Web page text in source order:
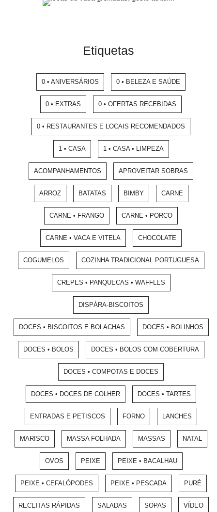
Etiquetas
0 • ANIVERSÁRIOS 0 • BELEZA E SAÚDE
0 • EXTRAS 0 • OFERTAS RECEBIDAS
0 • RESTAURANTES E LOCAIS RECOMENDADOS
1 • CASA 1 • CASA • LIMPEZA
ACOMPANHAMENTOS APROVEITAR SOBRAS
ARROZ BATATAS BIMBY CARNE
CARNE • FRANGO CARNE • PORCO
CARNE • VACA E VITELA CHOCOLATE
COGUMELOS COZINHA TRADICIONAL PORTUGUESA
CREPES • PANQUECAS • WAFFLES
DISPÁRA-BISCOITOS
DOCES • BISCOITOS E BOLACHAS DOCES • BOLINHOS
DOCES • BOLOS DOCES • BOLOS COM COBERTURA
DOCES • COMPOTAS E DOCES
DOCES • DOCES DE COLHER DOCES • TARTES
ENTRADAS E PETISCOS FORNO LANCHES
MARISCO MASSA FOLHADA MASSAS NATAL
OVOS PEIXE PEIXE • BACALHAU
PEIXE • CEFALÓPODES PEIXE • PESCADA PURÉ
RECEITAS RÁPIDAS SALADAS SOPAS VÍDEO